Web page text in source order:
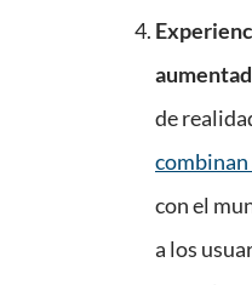
de
con el
a los